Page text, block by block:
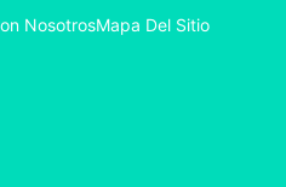
NosotrosMapa Del Sitio